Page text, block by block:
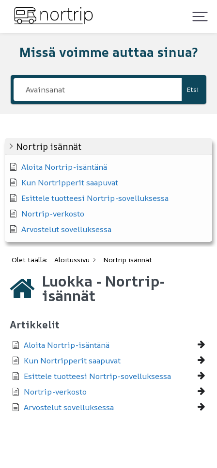
Missä voimme auttaa sinua?
Etsi
Nortrip isännät
Aloita Nortrip-isäntänä
Kun Nortripperit saapuvat
Esittele tuotteesi Nortrip-sovelluksessa
Nortrip-verkosto
Arvostelut sovelluksessa
Olet täällä: Aloitussivu Nortrip isännät
Luokka - Nortrip-
isännät
Artikkelit
Aloita Nortrip-isäntänä
Kun Nortripperit saapuvat
Esittele tuotteesi Nortrip-sovelluksessa
Nortrip-verkosto
Arvostelut sovelluksessa